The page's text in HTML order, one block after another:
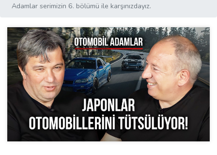
Adamlar serimizin 6. bölümü ile karşınızdayız.